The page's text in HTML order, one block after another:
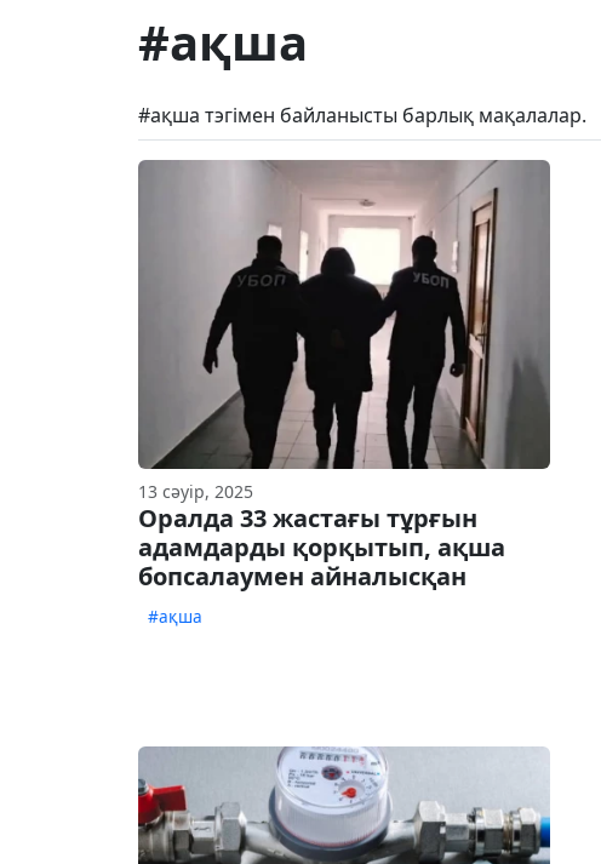
#ақша
#ақша тэгімен байланысты барлық мақалалар.
13 сәуір, 2025
Оралда 33 жастағы тұрғын
адамдарды қорқытып, ақша
бопсалаумен айналысқан
#ақша